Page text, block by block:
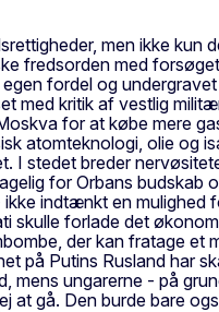
men ikke kun
fredsorden med
fordel og
med kritik af vestlig
for at købe mere
atomteknologi, olie og
I stedet breder
for Orbans budskab
indtænkt en mulighed
skulle forlade det
der kan fratage et
på Putins Rusland har
mens ungarerne - på
at gå. Den burde bare